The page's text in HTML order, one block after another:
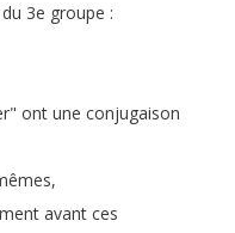
du 3e groupe :
" ont une conjugaison
,
avant ces